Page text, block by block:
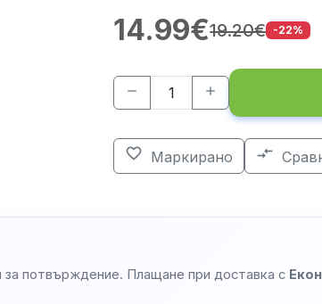
14.99€19.20€ -22%
remove add
favorite_border Маркирано compare_arrows
потвърждение. Плащане при доставка с